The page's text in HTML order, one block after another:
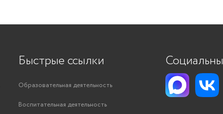
Быстрые ссылки
Образовательная деятельность
Воспитательная деятельность